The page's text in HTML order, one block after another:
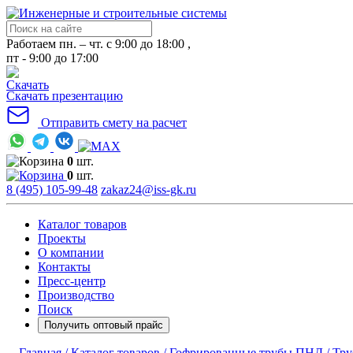
Работаем пн. – чт. с 9:00 до 18:00 ,
пт - 9:00 до 17:00
Скачать презентацию
Отправить смету на расчет
0 шт.
0 шт.
8 (495) 105-99-48 zakaz24@iss-gk.ru
Каталог товаров
Проекты
О компании
Контакты
Пресс-центр
Производство
Поиск
Получить оптовый прайс